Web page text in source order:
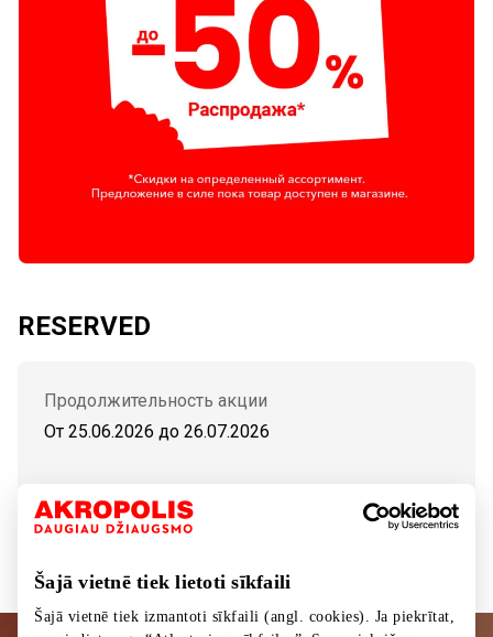
Šajā vietnē tiek lietoti sīkfaili
Šajā vietnē tiek izmantoti sīkfaili (angl. cookies). Ja piekrītat,
RESERVED
Продолжительность акции
От 25.06.2026 до 26.07.2026
Распродажа, скидки до 50%.